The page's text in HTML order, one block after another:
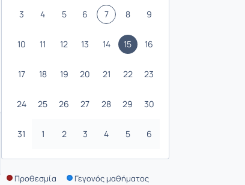
3 4 5 6 7 8 9
10 11 12 13 14 15 16
17 18 19 20 21 22 23
24 25 26 27 28 29 30
31 1 2 3 4 5 6
Προθεσμία
Γεγονός μαθήματος